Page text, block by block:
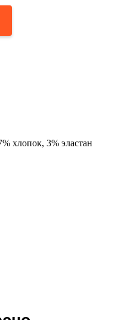
хлопок, 3% эластан